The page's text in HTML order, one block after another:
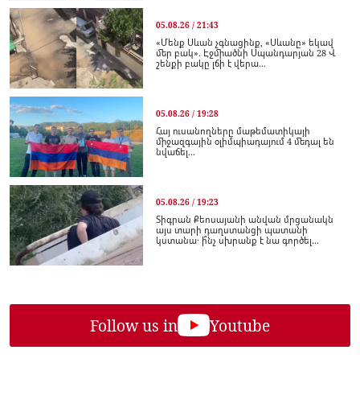
05.08.26 / 21:43
«Մենք Սևան չգնացինք, «Սևանը» եկավ
մեր բակ». Էջմիածնի Սպանդարյան 28 Վ
շենքի բակը լճի է վերա...
05.08.26 / 19:28
Հայ ուսանողները մաթեմատիկայի
միջազգային օլիմպիադայում 4 մեդալ են
նվաճել...
05.08.26 / 19:23
Տիգրան Քեոսայանի անվան մրցանակն
այս տարի դաղստանցի պատանի
կստանա․ ի՞նչ սխրանք է նա գործել...
Follow us in Youtube